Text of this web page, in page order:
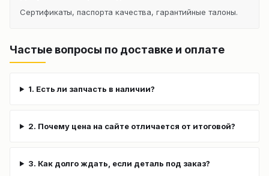
Сертификаты, паспорта качества, гарантийные талоны.
Частые вопросы по доставке и оплате
1. Есть ли запчасть в наличии?
2. Почему цена на сайте отличается от итоговой?
3. Как долго ждать, если деталь под заказ?